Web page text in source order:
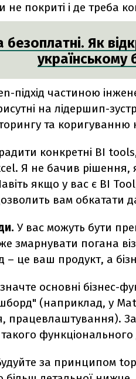
не покриті і де треба
безоплатні. Як
українському
частиною
на лідершип-
та коригуванню
конкретні BI
Я не бачив рішення,
якщо у вас є BI
вам обкатати
У вас можуть бути
змарнувати погана
це ваш продукт, а
основні бізнес-
(наприклад, у
працевлаштування).
за принципом